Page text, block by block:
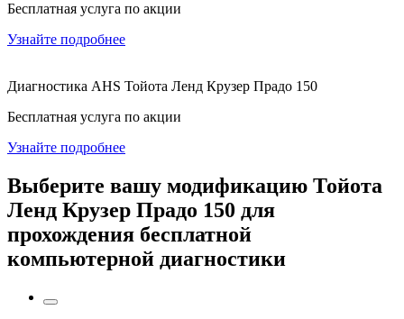
Бесплатная услуга по акции
Узнайте подробнее
Диагностика AHS Тойота Ленд Крузер Прадо 150
Бесплатная услуга по акции
Узнайте подробнее
Выберите вашу модификацию Тойота
Ленд Крузер Прадо 150 для
прохождения бесплатной
компьютерной диагностики